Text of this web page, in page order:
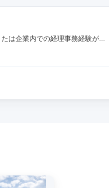
は企業内での経理事務経験が...